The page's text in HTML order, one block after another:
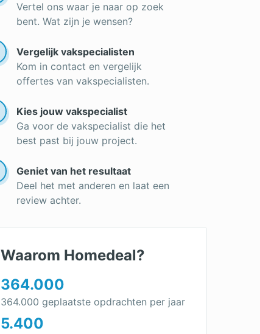
Roofing
Lichtkoepel op een plat dak
Goedkope dakbedekking
Onderhoud rieten dak
Nieuw dak plaatsen
Dakbedekking vervangen
Dakpannen leggen
Vertel ons waar je naar op zoek
bent. Wat zijn je wensen?
Vergelijk vakspecialisten
Kom in contact en vergelijk
offertes van vakspecialisten.
Kies jouw vakspecialist
Ga voor de vakspecialist die het
best past bij jouw project.
Geniet van het resultaat
Deel het met anderen en laat een
review achter.
Waarom Homedeal?
364.000
364.000 geplaatste opdrachten per jaar
5.400